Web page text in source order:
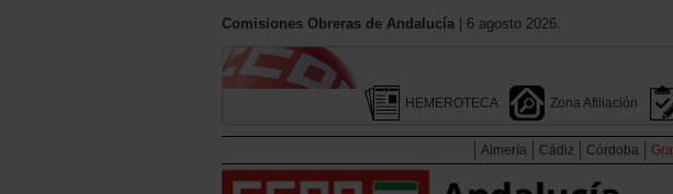
Comisiones Obreras de Andalucía | 6 agosto 2026.
HEMEROTECA Zona Afiliación
Almería Cádiz Córdoba